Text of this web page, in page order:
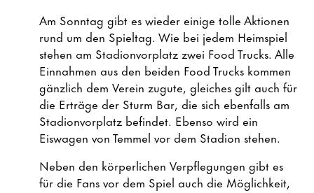
Am Sonntag gibt es wieder einige tolle Aktionen
rund um den Spieltag. Wie bei jedem Heimspiel
stehen am Stadionvorplatz zwei Food Trucks. Alle
Einnahmen aus den beiden Food Trucks kommen
gänzlich dem Verein zugute, gleiches gilt auch für
die Erträge der Sturm Bar, die sich ebenfalls am
Stadionvorplatz befindet. Ebenso wird ein
Eiswagen von Temmel vor dem Stadion stehen.
Neben den körperlichen Verpflegungen gibt es
für die Fans vor dem Spiel auch die Möglichkeit,